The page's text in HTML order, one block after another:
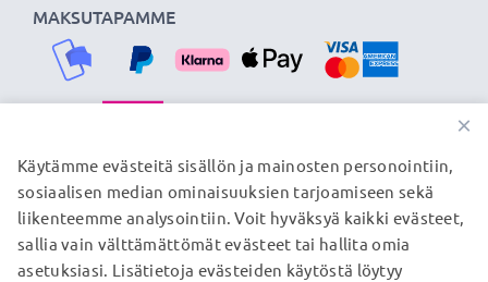
MAKSUTAPAMME
TOIMITUSKUMPPANIMME
© subtel.fi 2026
Kaikki hinnat sisältävät arvonlisäveron, mutta ei
×
Käytämme evästeitä sisällön ja mainosten personointiin,
sosiaalisen median ominaisuuksien tarjoamiseen sekä
liikenteemme analysointiin. Voit hyväksyä kaikki evästeet,
sallia vain välttämättömät evästeet tai hallita omia
asetuksiasi. Lisätietoja evästeiden käytöstä löytyy